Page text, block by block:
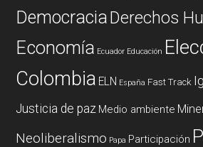
DemocraciaDerechos
Economía Ecuador Educación
Colombia ELN España Fast Track
Justicia de paz Medio ambiente
Neoliberalismo Papa Participación